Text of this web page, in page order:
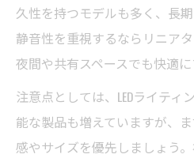
コスパ重視のゲーミ
ド選び
ゲーミングパソコン
証
ゲーミングパソコン
解説
久性を持つモデルも多く、長
静音性を重視するならリニア
夜間や共有スペースでも快適に
注意点としては、LEDライティ
能な製品も増えていますが、
感やサイズを優先しましょう